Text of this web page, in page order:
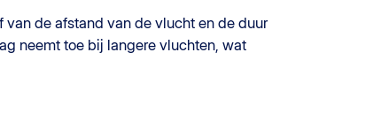
de afstand van de vlucht en de duur
neemt toe bij langere vluchten, wat